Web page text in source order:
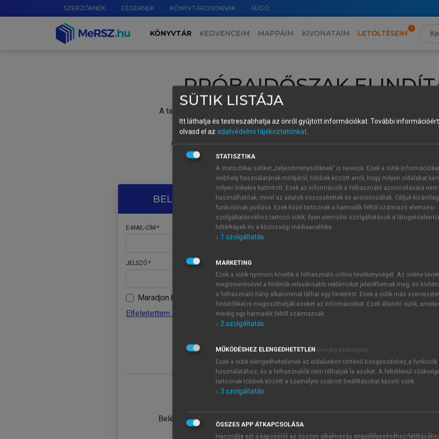
SZERZŐKNEK CÉGEKNEK KÖNYVTÁROSOKNAK SÚGÓ
KÖNYVTÁR KEDVENCEIM MAPPÁIM KIVONATAIM LETÖLTÉSEIM
PRÓBAIDŐSZAK
A tartalom megtekintéséhez lépj be a saját fiókoddal, iskolai azonosítóddal vagy
Új felhasználóként1 óra díjmentes hozzáférésrevagy
A próbaidőszak elindításához,
vagy hozz
A regisztráció után a
BELÉPÉS SAJÁT FIÓKKAL
E-MAIL-CÍM
JELSZÓ
Maradjon belépve
Elfelejtettem a jelszavamat
Belépés intézményi azonosítóval
ÚJ FIÓK
1 óra
JELSZÓ
Kérek értesítést a MeRSZ
Kérek értesítést az
SÜTIK LISTÁJA
Itt láthatja és testreszabhatja az önről gyűjtött információkat. További
olvasd el az adatvédelmi tájékoztatónkat.
STATISZTIKA
A statisztikai sütiket „teljesítménysütiknek” is nevezik. Ezek a sütik
webhely használatának módjáról, többek között arról, hogy milyen oldalakat
milyen linkekre kattintott. Ezek az információk a felhasználó azonosítására nem
használhatóak, mivel az adatok összesítettek és anonimizáltak. Céljuk
funkcióinak javítása. Ezek közé tartoznak a harmadik féltől származó elemzési
szolgáltatásokhoz tartozó sütik; ilyen elemzési szolgáltatások a
hőtérképek és a közösségi médiaanalitika.
↓ 1 szolgáltatás
MARKETING
Ezek a sütik nyomon követik a felhasználó online tevékenységét. Az online
megismerésével a hirdetők relevánsabb reklámokat jeleníthetnek meg, és
a felhasználó hány alkalommal láthat egy hirdetést. Ezek a sütik más
hirdetőkkel is megoszthatják ezeket az információkat. Ezek állandó sütik,
mindig egy harmadik féltől származnak.
↓ 2szolgáltatás
MŰKÖDÉSHEZ ELENGEDHETETLEN (mindig szükséges)
Ezek a sütik elengedhetetlenek az oldalunkon történő böngészéshez,a funkciók
használatához, és a felhasználók nem tilthatják le azokat. A feltétlenül
tartoznak többek között a személyre szabott beállításokat kezelő sütik.
↓ 3 szolgáltatás
ÖSSZES APP ÁTKAPCSOLÁSA
Használja ezt a kapcsolót az összes alkalmazás engedélyezéséhez/